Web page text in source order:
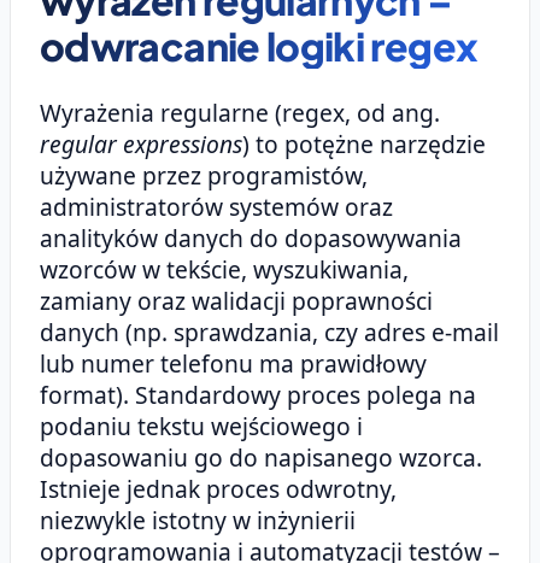
odwracanie logiki regex
Wyrażenia regularne (regex, od ang.
regular expressions) to potężne narzędzie
używane przez programistów,
administratorów systemów oraz
analityków danych do dopasowywania
wzorców w tekście, wyszukiwania,
zamiany oraz walidacji poprawności
danych (np. sprawdzania, czy adres e-mail
lub numer telefonu ma prawidłowy
format). Standardowy proces polega na
podaniu tekstu wejściowego i
dopasowaniu go do napisanego wzorca.
Istnieje jednak proces odwrotny,
niezwykle istotny w inżynierii
oprogramowania i automatyzacji testów –